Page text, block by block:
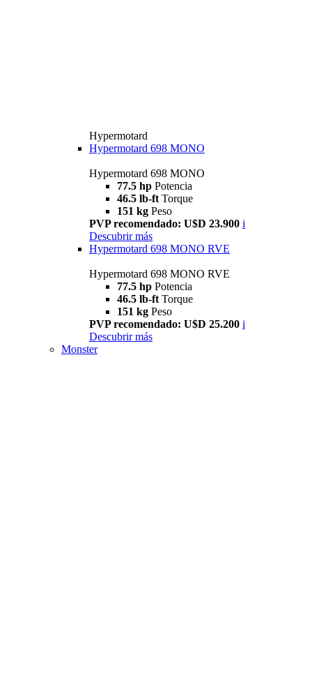
Hypermotard
Hypermotard 698 MONO
Hypermotard 698 MONO
77.5 hp Potencia
46.5 lb-ft Torque
151 kg Peso
PVP recomendado: U$D 23.900 i
Descubrir más
Hypermotard 698 MONO RVE
Hypermotard 698 MONO RVE
77.5 hp Potencia
46.5 lb-ft Torque
151 kg Peso
PVP recomendado: U$D 25.200 i
Descubrir más
Monster